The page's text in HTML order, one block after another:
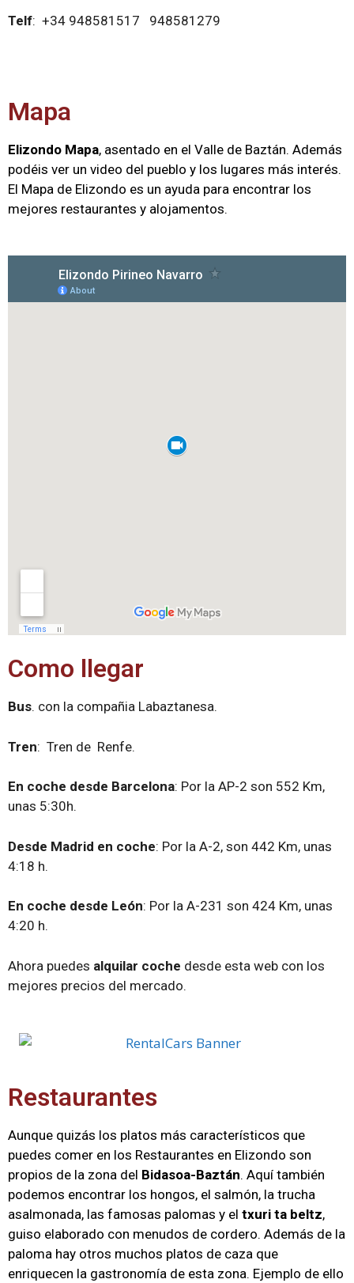
Telf: +34 948581517 948581279
Mapa
Elizondo Mapa, asentado en el Valle de Baztán. Además
podéis ver un video del pueblo y los lugares más interés.
El Mapa de Elizondo es un ayuda para encontrar los
mejores restaurantes y alojamentos.
Como llegar
Bus. con la compañia Labaztanesa.
Tren: Tren de Renfe.
En coche desde Barcelona: Por la AP-2 son 552 Km,
unas 5:30h.
Desde Madrid en coche: Por la A-2, son 442 Km, unas
4:18 h.
En coche desde León: Por la A-231 son 424 Km, unas
4:20 h.
Ahora puedes alquilar coche desde esta web con los
mejores precios del mercado.
Restaurantes
Aunque quizás los platos más característicos que
puedes comer en los Restaurantes en Elizondo son
propios de la zona del Bidasoa-Baztán. Aquí también
podemos encontrar los hongos, el salmón, la trucha
asalmonada, las famosas palomas y el txuri ta beltz,
guiso elaborado con menudos de cordero. Además de la
paloma hay otros muchos platos de caza que
enriquecen la gastronomía de esta zona. Ejemplo de ello